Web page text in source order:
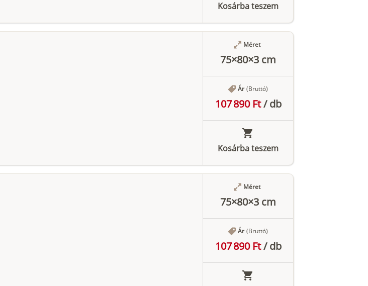
Kosárba teszem
Méret
75×80×3 cm
Ár (Bruttó)
107 890 Ft/db
Kosárba teszem
Méret
75×80×3 cm
Ár (Bruttó)
107 890 Ft/db